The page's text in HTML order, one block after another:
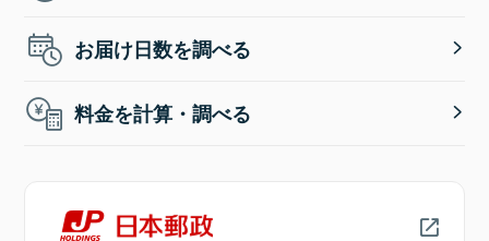
お届け日数を調べる
料金を計算・調べる